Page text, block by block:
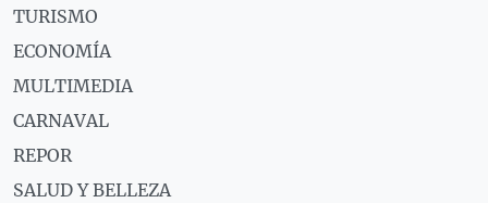
TURISMO
ECONOMÍA
MULTIMEDIA
CARNAVAL
REPOR
SALUD Y BELLEZA